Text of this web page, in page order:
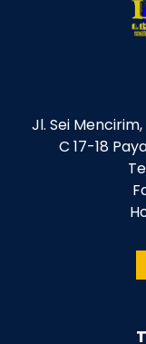
Jl. Sei
C 17-18